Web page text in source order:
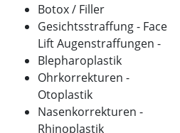
Botox / Filler
Gesichtsstraffung - Face
Lift Augenstraffungen -
Blepharoplastik
Ohrkorrekturen -
Otoplastik
Nasenkorrekturen -
Rhinoplastik